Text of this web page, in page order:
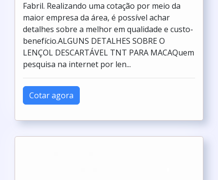
Fabril. Realizando uma cotação por meio da
maior empresa da área, é possível achar
detalhes sobre a melhor em qualidade e custo-
benefício.ALGUNS DETALHES SOBRE O
LENÇOL DESCARTÁVEL TNT PARA MACAQuem
pesquisa na internet por len...
Cotar agora